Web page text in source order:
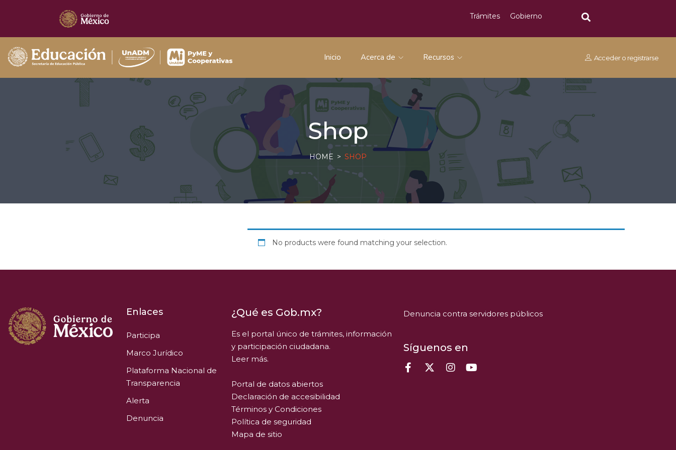
Trámites Gobierno
Inicio Acerca de Recursos Acceder o registrarse
Shop
HOME SHOP
No products were found matching your selection.
Enlaces
Participa
Marco Jurídico
Plataforma Nacional de
Transparencia
Alerta
Denuncia
¿Qué es Gob.mx?
Es el portal único de trámites, información
y participación ciudadana.
Leer más.
Portal de datos abiertos
Declaración de accesibilidad
Términos y Condiciones
Política de seguridad
Mapa de sitio
Denuncia contra servidores públicos
Síguenos en